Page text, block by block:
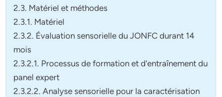
2.3. Matériel et méthodes
2.3.1. Matériel
2.3.2. Évaluation sensorielle du JONFC durant 14
mois
2.3.2.1. Processus de formation et d’entraînement du
panel expert
2.3.2.2. Analyse sensorielle pour la caractérisation